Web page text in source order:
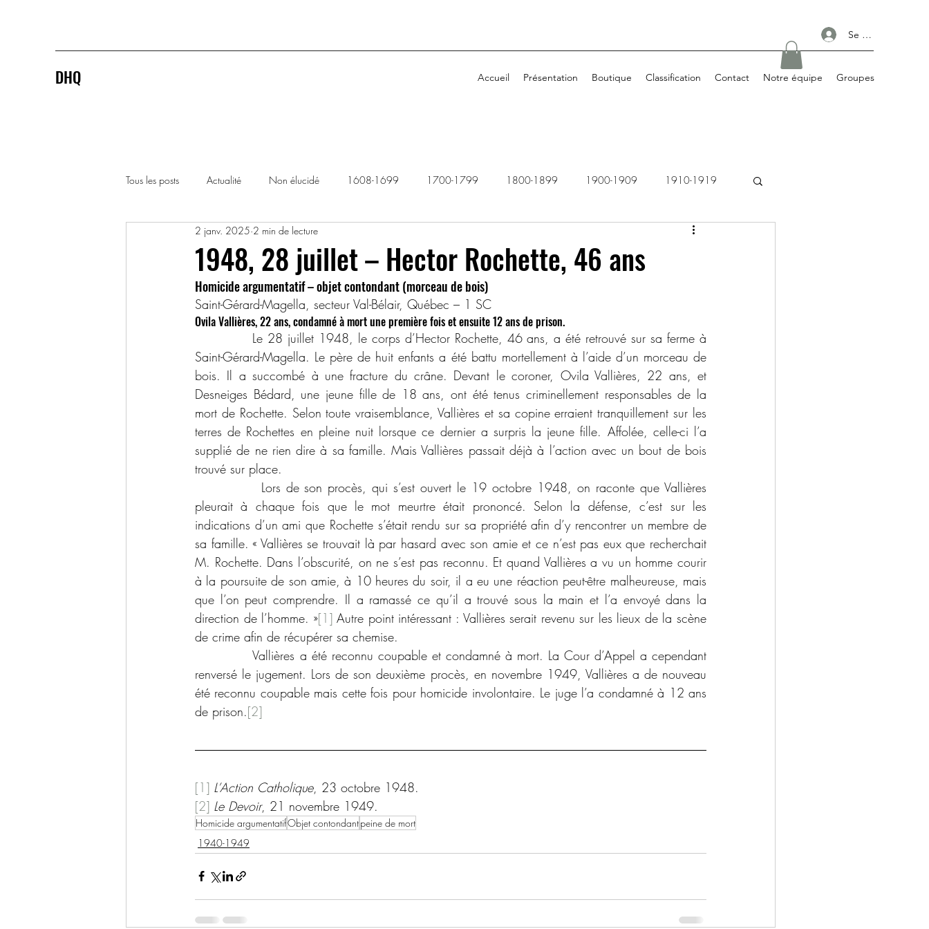
Se connecter
DHQ Accueil Présentation Boutique Classification Contact Notre équipe Groupes
Tous les posts Actualité Non élucidé 1608-1699 1700-1799 1800-1899 1900-1909 1910-1919
1920-1929 1930-1939 1940-1949
1990-1999 2000-2009 2010-2019 2020-2029 Dossiers rejetés
1948, 28 juillet – Hector Rochette, 46 ans
2 janv. 2025 2 min de lecture
Homicide argumentatif – objet contondant (morceau de bois)
Saint-Gérard-Magella, secteur Val-Bélair, Québec – 1 SC
Ovila Vallières, 22 ans, condamné à mort une première fois et ensuite 12 ans de prison.
Le 28 juillet 1948, le corps d’Hector Rochette, 46 ans, a été retrouvé sur sa ferme à
Saint-Gérard-Magella. Le père de huit enfants a été battu mortellement à l’aide d’un morceau de
bois. Il a succombé à une fracture du crâne. Devant le coroner, Ovila Vallières, 22 ans, et
Desneiges Bédard, une jeune fille de 18 ans, ont été tenus criminellement responsables de la
mort de Rochette. Selon toute vraisemblance, Vallières et sa copine erraient tranquillement sur les
terres de Rochettes en pleine nuit lorsque ce dernier a surpris la jeune fille. Affolée, celle-ci l’a
supplié de ne rien dire à sa famille. Mais Vallières passait déjà à l’action avec un bout de bois
trouvé sur place.
Lors de son procès, qui s’est ouvert le 19 octobre 1948, on raconte que Vallières
pleurait à chaque fois que le mot meurtre était prononcé. Selon la défense, c’est sur les
indications d’un ami que Rochette s’était rendu sur sa propriété afin d’y rencontrer un membre de
sa famille. « Vallières se trouvait là par hasard avec son amie et ce n’est pas eux que recherchait
M. Rochette. Dans l’obscurité, on ne s’est pas reconnu. Et quand Vallières a vu un homme courir
à la poursuite de son amie, à 10 heures du soir, il a eu une réaction peut-être malheureuse, mais
que l’on peut comprendre. Il a ramassé ce qu’il a trouvé sous la main et l’a envoyé dans la
direction de l’homme. »[1] Autre point intéressant : Vallières serait revenu sur les lieux de la scène
de crime afin de récupérer sa chemise.
Vallières a été reconnu coupable et condamné à mort. La Cour d’Appel a cependant
renversé le jugement. Lors de son deuxième procès, en novembre 1949, Vallières a de nouveau
été reconnu coupable mais cette fois pour homicide involontaire. Le juge l’a condamné à 12 ans
de prison.[2]
[1] L’Action Catholique, 23 octobre 1948.
[2] Le Devoir, 21 novembre 1949.
Homicide argumentatifObjet contondantpeine de mort
1940-1949